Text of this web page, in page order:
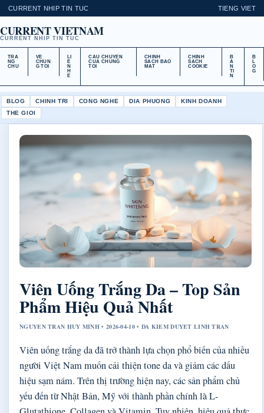
CURRENT NHIP TIN TUC TIENG VIET
CURRENT VIETNAM
CURRENT NHIP TIN TUC
TRA
NG
CHU
VE
CHUN
G TOI
LI
E
N
H
E
CAU CHUYEN
CUA CHUNG
TOI
CHINH
SACH BAO
MAT
CHINH
SACH
COOKIE
B
A
N
TI
N
B
L
O
G
BLOG CHINH TRI CONG NGHE DIA PHUONG
KINH DOANH
THE GIOI
Viên Uống Trắng Da – Top Sản
Phẩm Hiệu Quả Nhất
NGUYEN TRAN HUY MINH • 2026-04-10 • DA KIEM DUYET LINH TRAN
Viên uống trắng da đã trở thành lựa chọn phổ biến của nhiều
người Việt Nam muốn cải thiện tone da và giảm các dấu
hiệu sạm nám. Trên thị trường hiện nay, các sản phẩm chủ
yếu đến từ Nhật Bản, Mỹ với thành phần chính là L-